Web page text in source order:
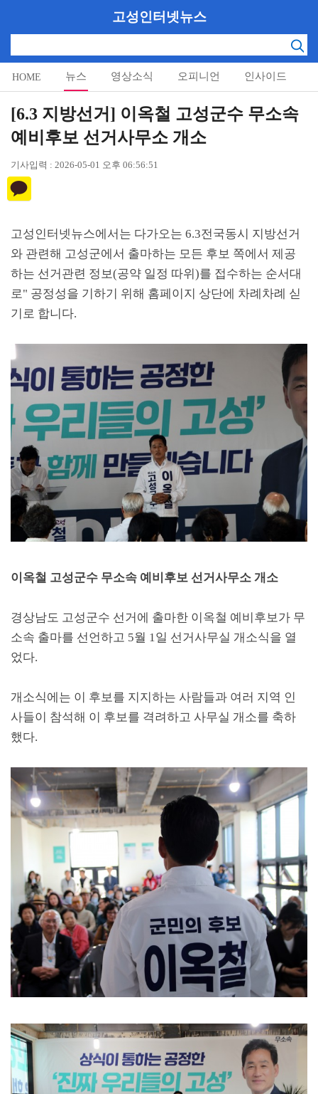
고성인터넷뉴스
HOME 뉴스 영상소식 오피니언 인사이드
알림마당
[6.3 지방선거] 이옥철 고성군수 무소속
예비후보 선거사무소 개소
기사입력 : 2026-05-01 오후 06:56:51
고성인터넷뉴스에서는 다가오는 6.3전국동시 지방선거
와 관련해 고성군에서 출마하는 모든 후보 쪽에서 제공
하는 선거관련 정보(공약 일정 따위)를 접수하는 순서대
로" 공정성을 기하기 위해 홈페이지 상단에 차례차례 싣
기로 합니다.
이옥철 고성군수 무소속 예비후보 선거사무소 개소
경상남도 고성군수 선거에 출마한 이옥철 예비후보가 무
소속 출마를 선언하고 5월 1일 선거사무실 개소식을 열
었다.
개소식에는 이 후보를 지지하는 사람들과 여러 지역 인
사들이 참석해 이 후보를 격려하고 사무실 개소를 축하
했다.